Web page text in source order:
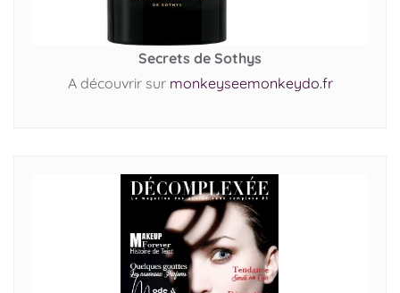
Secrets de Sothys
A découvrir sur monkeyseemonkeydo.fr